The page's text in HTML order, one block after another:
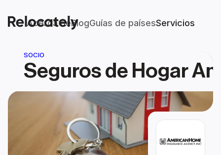
Acerca deBlogGuías de paísesServicios
SOCIO
Seguros de Hogar